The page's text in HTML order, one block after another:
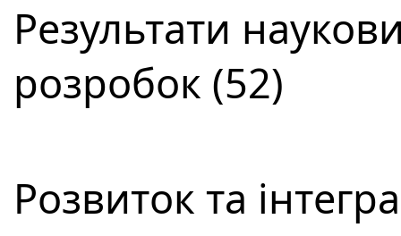
Результати
розробок (52)
Розвиток та